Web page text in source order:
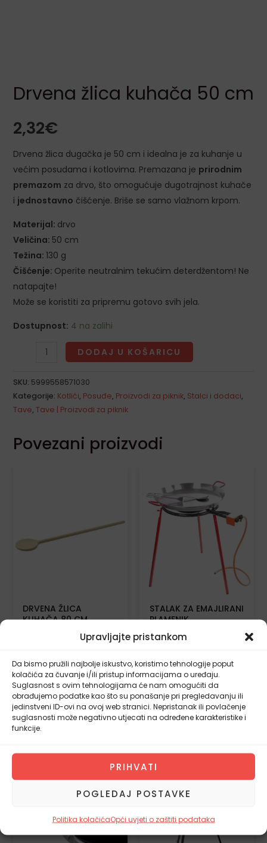
Upravljajte pristankom
Da bismo pružili najbolje iskustvo, koristimo tehnologije poput
kolačića za čuvanje i/ili pristup informacijama o uređaju.
Suglasnost s ovim tehnologijama će nam omogućiti da
obrađujemo podatke kao što su ponašanje pri pregledavanju ili
jedinstveni ID-ovi na ovoj web stranici. Nepristanak ili povlačenje
suglasnosti može negativno utjecati na određene karakteristike i
funkcije.
PRIHVATI
POGLEDAJ POSTAVKE
Politika kolačićaOpći uvjeti o zaštiti podataka
Drvena žlica kuhača 50 cm
2,32€
Drvena žlica dugačka je 50 cm i idealna je za kuhanje u
većim posudama i kotlovima. Premazana je prirodnim
premazom za drvo, što omogućuje dugotrajnost kuhače
i jednostavno čišćenje. Briše se samo vlažnom krpom.
Materijal: drvo
Veličina: 50 cm
Težina: 130 g
Čišćenje: Operite neutralnim tekućim deterdžentom! Ne
natapajte!
Može se koristiti za pripremu gotovo svih jela.
Dostupnost: 4 na zalihi
DODAJ U KOŠARICU
SKU: 5999558571030
Kategorije: Kotlići, Posuđe, Proizvodi za piknik, Stalci i dodaci,
Tave, Tave | Proizvodi za piknik
Povezani proizvodi
DRVENA ŽLICA
KUHAČA 80 CM
5,60€
DODAJ U
KOŠARICU
STALAK ZA EMAJLIRANI
PLAMENIK
19,92 €
DODAJ U
KOŠARICU